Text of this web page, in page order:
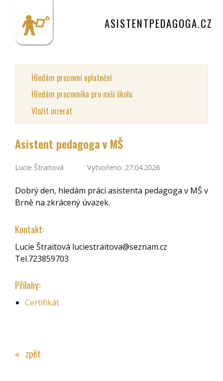
ASISTENTPEDAGOGA.CZ
Hledám pracovní uplatnění
Hledám pracovníka pro naši školu
Vložit inzerát
Asistent pedagoga v MŠ
Lucie Štraitová Vytvořeno: 27.04.2026
Dobrý den, hledám práci asistenta pedagoga v MŠ v
Brně na zkrácený úvazek.
Kontakt:
Lucie Štraitová luciestraitova@seznam.cz
Tel.723859703
Přílohy:
Certifikát
« zpět